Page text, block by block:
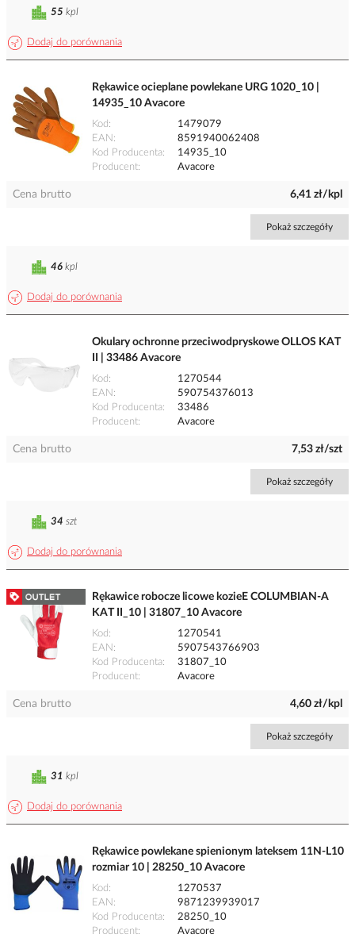
Dodaj do porównania
55 kpl
Rękawice ocieplane powlekane URG 1020_10 |
14935_10 Avacore
Kod
1479079
EAN
8591940062408
Kod Producenta
14935_10
Producent
Avacore
Cena brutto 6,41 zł/kpl
Pokaż szczegóły
Dodaj do porównania
46 kpl
Okulary ochronne przeciwodpryskowe OLLOS KAT
II | 33486 Avacore
Kod
1270544
EAN
590754376013
Kod Producenta
33486
Producent
Avacore
Cena brutto 7,53 zł/szt
Pokaż szczegóły
Dodaj do porównania
34 szt
Rękawice robocze licowe kozieE COLUMBIAN-A
KAT II_10 | 31807_10 Avacore
Kod
1270541
EAN
5907543766903
Kod Producenta
31807_10
Producent
Avacore
Cena brutto 4,60 zł/kpl
Pokaż szczegóły
Dodaj do porównania
31 kpl
Rękawice powlekane spienionym lateksem 11N-L10
rozmiar 10 | 28250_10 Avacore
Kod
1270537
EAN
9871239939017
Kod Producenta
28250_10
Producent
Avacore